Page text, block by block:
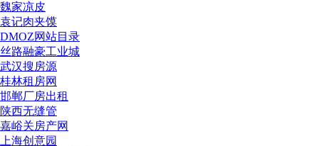
魏家凉皮
袁记肉夹馍
DMOZ网站目录
丝路融豪工业城
武汉搜房源
桂林租房网
邯郸厂房出租
陕西无缝管
嘉峪关房产网
上海创意园